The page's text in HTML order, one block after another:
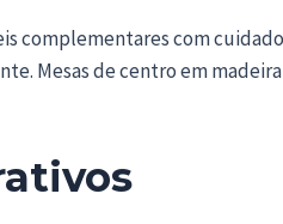
complementares com
Mesas de centro em